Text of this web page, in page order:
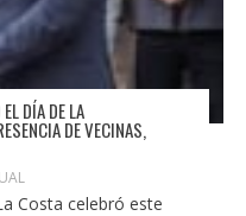
DÍA DE LA
DE VECINAS,
Costa celebró este